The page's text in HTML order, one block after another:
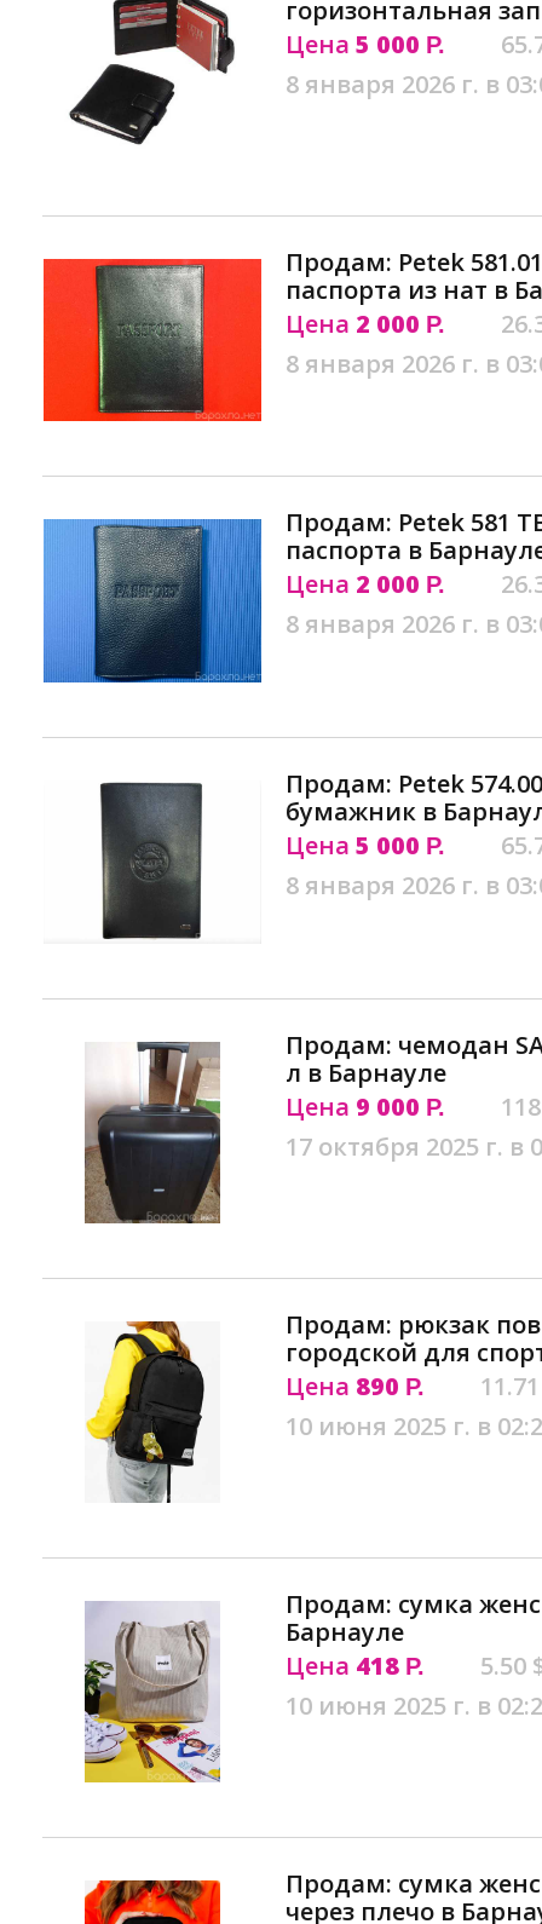
горизонтальная
Цена 5 000 Р.
8 января 2026 г. в
Продам: Petek
паспорта из нат в
Цена 2 000 Р.
8 января 2026 г. в
Продам: Petek 581
паспорта в
Цена 2 000 Р.
8 января 2026 г. в
Продам: Petek
бумажник в
Цена 5 000 Р.
8 января 2026 г. в
Продам: чемодан
л в Барнауле
Цена 9 000 Р.
17 октября 2025 г. в
Продам: рюкзак
городской для
Цена 890 Р.
10 июня 2025 г. в
Продам: сумка
Барнауле
Цена 418 Р.
5.50
10 июня 2025 г. в
Продам: сумка
через плечо в